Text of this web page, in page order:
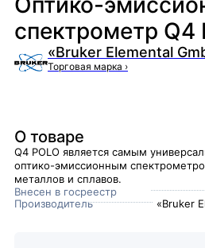
спектрометр Q4
«Bruker Elemental
Торговая марка ›
О товаре
Q4 POLO является самым
оптико-эмиссионным
металлов и сплавов.
Внесен в госреестр
Производитель
«Bruker